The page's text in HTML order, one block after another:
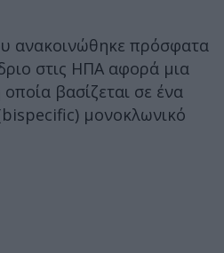
ανακοινώθηκε πρόσφατα
στις ΗΠΑ αφορά μια
οποία βασίζεται σε ένα
μονοκλωνικό